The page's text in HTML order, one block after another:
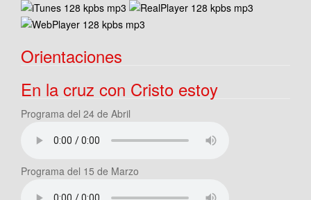
Orientaciones
En la cruz con Cristo estoy
Programa del 24 de Abril
Programa del 15 de Marzo